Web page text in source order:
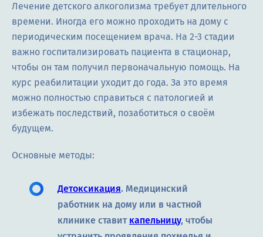
Лечение детского алкоголизма требует длительного
времени. Иногда его можно проходить на дому с
периодическим посещением врача. На 2-3 стадии
важно госпитализировать пациента в стационар,
чтобы он там получил первоначальную помощь. На
курс реабилитации уходит до года. За это время
можно полностью справиться с патологией и
избежать последствий, позаботиться о своём
будущем.
Основные методы:
Детоксикация. Медицинский
работник на дому или в частной
клинике ставит капельницу, чтобы